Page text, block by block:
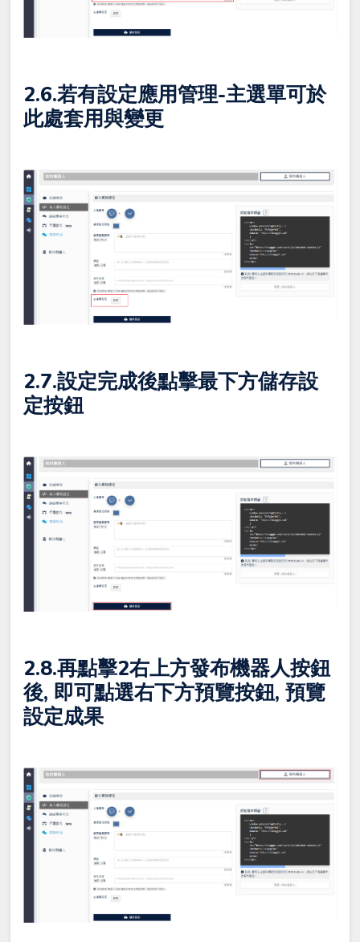
2.6.若有設定應用管理-主選單可於
此處套用與變更
2.7.設定完成後點擊最下方儲存設
定按鈕
2.8.再點擊2右上方發布機器人按鈕
後, 即可點選右下方預覽按鈕, 預覽
設定成果